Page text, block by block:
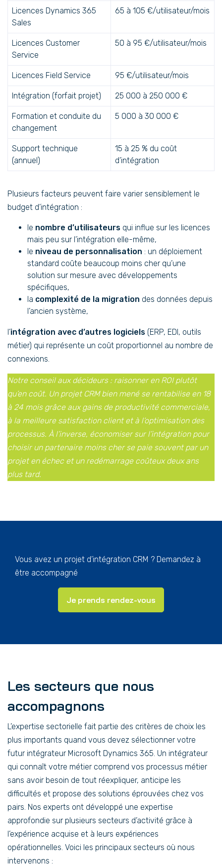
Licences Dynamics 365
Sales
65 à 105 €/utilisateur/mois
Licences Customer
Service
50 à 95 €/utilisateur/mois
Licences Field Service 95 €/utilisateur/mois
Intégration (forfait projet) 25 000 à 250 000 €
Formation et conduite du
changement
5 000 à 30 000 €
Support technique
(annuel)
15 à 25 % du coût
d’intégration
Plusieurs facteurs peuvent faire varier sensiblement le
budget d’intégration :
le nombre d’utilisateurs qui influe sur les licences
mais peu sur l’intégration elle-même,
le niveau de personnalisation : un déploiement
standard coûte beaucoup moins cher qu’une
solution sur mesure avec développements
spécifiques,
la complexité de la migration des données depuis
l’ancien système,
l’intégration avec d’autres logiciels (ERP, EDI, outils
métier) qui représente un coût proportionnel au nombre de
connexions.
Notre conseil aux décideurs : raisonner en ROI plutôt
qu’en coût. Un projet CRM bien mené se rentabilise en 18
à 24 mois grâce aux gains de productivité commerciale,
à la meilleure satisfaction client et à l’optimisation des
processus. À l’inverse, économiser sur l’intégration pour
choisir un partenaire moins cher se paie souvent par un
projet en échec et un redémarrage coûteux deux ans
plus tard.
Vous avez un projet d’intégration CRM ? Demandez à
être accompagné
Je prends rendez-vous
Les secteurs que nous
accompagnons
L’expertise sectorielle fait partie des critères de choix les
plus importants quand vous devez sélectionner votre
futur intégrateur Microsoft Dynamics 365. Un intégrateur
qui connaît votre métier comprend vos processus métier
sans avoir besoin de tout réexpliquer, anticipe les
difficultés et propose des solutions éprouvées chez vos
pairs. Nos experts ont développé une expertise
approfondie sur plusieurs secteurs d’activité grâce à
l’expérience acquise et à leurs expériences
opérationnelles. Voici les principaux secteurs où nous
intervenons :